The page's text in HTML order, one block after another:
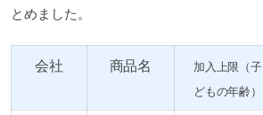
とめました。
会社 商品名
加入上限（子
どもの年齢）